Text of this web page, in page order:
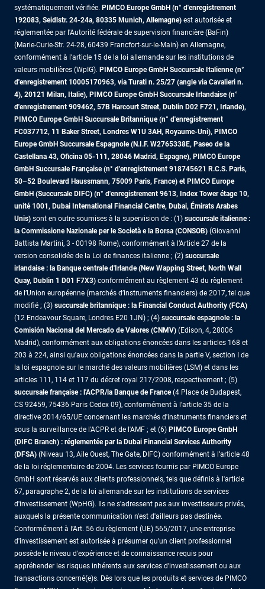
systématiquement vérifiée. PIMCO Europe GmbH (n° d'enregistrement
192083, Seidlstr. 24-24a, 80335 Munich, Allemagne) est autorisée et
réglementée par l'Autorité fédérale de supervision financière (BaFin)
(Marie-Curie-Str. 24-28, 60439 Francfort-sur-le-Main) en Allemagne,
conformément à l’article 15 de la loi allemande sur les institutions de
valeurs mobilières (WpIG). PIMCO Europe GmbH Succursale Italienne (n°
d'enregistrement 10005170963, via Turati n. 25/27 (angle via Cavalieri n.
4), 20121 Milan, Italie), PIMCO Europe GmbH Succursale Irlandaise (n°
d'enregistrement 909462, 57B Harcourt Street, Dublin D02 F721, Irlande),
PIMCO Europe GmbH Succursale Britannique (n° d'enregistrement
FC037712, 11 Baker Street, Londres W1U 3AH, Royaume-Uni), PIMCO
Europe GmbH Succursale Espagnole (N.I.F. W2765338E, Paseo de la
Castellana 43, Oficina 05-111, 28046 Madrid, Espagne), PIMCO Europe
GmbH Succursale Française (n° d'enregistrement 918745621 R.C.S. Paris,
50–52 Boulevard Haussmann, 75009 Paris, France) et PIMCO Europe
GmbH (Succursale DIFC) (n° d'enregistrement 9613, Index Tower étage 10,
unité 1001, Dubai International Financial Centre, Dubai, Émirats Arabes
Unis) sont en outre soumises à la supervision de : (1) succursale italienne :
la Commissione Nazionale per le Società e la Borsa (CONSOB) (Giovanni
Battista Martini, 3 - 00198 Rome), conformément à l’Article 27 de la
version consolidée de la Loi de finances italienne ; (2) succursale
irlandaise : la Banque centrale d'Irlande (New Wapping Street, North Wall
Quay, Dublin 1 D01 F7X3) conformément au règlement 43 du règlement
de l’Union européenne (marchés d’instruments financiers) de 2017, tel que
modifié ; (3) succursale britannique : la Financial Conduct Authority (FCA)
(12 Endeavour Square, Londres E20 1JN) ; (4) succursale espagnole : la
Comisión Nacional del Mercado de Valores (CNMV) (Edison, 4, 28006
Madrid), conformément aux obligations énoncées dans les articles 168 et
203 à 224, ainsi qu'aux obligations énoncées dans la partie V, section I de
la loi espagnole sur le marché des valeurs mobilières (LSM) et dans les
articles 111, 114 et 117 du décret royal 217/2008, respectivement ; (5)
succursale française : l'ACPR/la Banque de France(4 Place de Budapest,
CS 92459, 75436 Paris Cedex 09), conformément à l'article 35 de la
directive 2014/65/UE concernant les marchés d'instruments financiers et
sous la surveillance de l'ACPR et de l'AMF ; et (6) PIMCO Europe GmbH
(DIFC Branch) : réglementée par la Dubai Financial Services Authority
(DFSA) (Niveau 13, Aile Ouest, The Gate, DIFC) conformément à l’article 48
de la loi réglementaire de 2004. Les services fournis par PIMCO Europe
GmbH sont réservés aux clients professionnels, tels que définis à l'article
67, paragraphe 2, de la loi allemande sur les institutions de services
d'investissement (WpHG). Ils ne s'adressent pas aux investisseurs privés,
auxquels la présente communication n'est d'ailleurs pas destinée.
Conformément à l’Art. 56 du règlement (UE) 565/2017, une entreprise
d'investissement est autorisée à présumer qu'un client professionnel
possède le niveau d'expérience et de connaissance requis pour
appréhender les risques inhérents aux services d'investissement ou aux
transactions concerné(e)s. Dès lors que les produits et services de PIMCO